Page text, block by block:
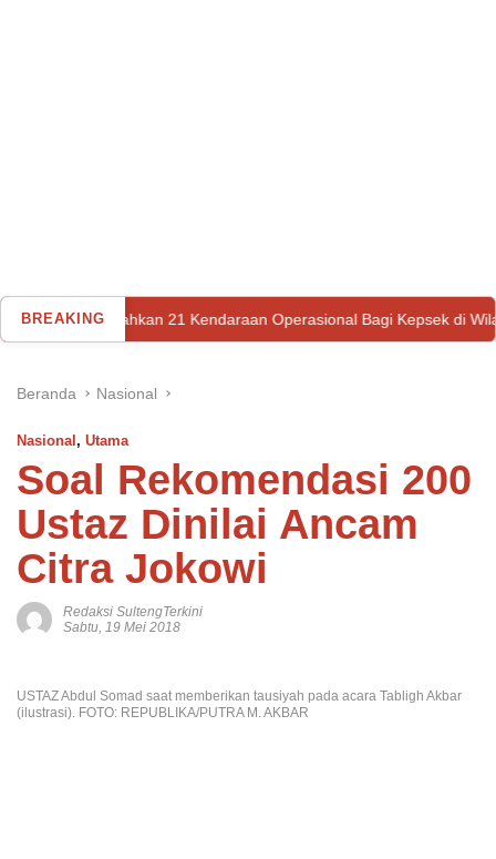
BREAKING
21 Kendaraan Operasional Bagi Kepsek di Wilayah Kulawi Raya
Beranda Nasional
Nasional , Utama
Soal Rekomendasi 200
Ustaz Dinilai Ancam
Citra Jokowi
Redaksi SultengTerkini
Sabtu, 19 Mei 2018
USTAZ Abdul Somad saat memberikan tausiyah pada acara Tabligh Akbar
(ilustrasi). FOTO: REPUBLIKA/PUTRA M. AKBAR